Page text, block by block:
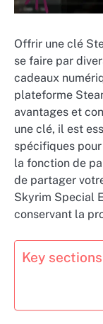
Offrir une clé
se faire par
cadeaux
plateforme
avantages et
une clé, il est
spécifiques
la fonction de
de partager
Skyrim Special
conservant la
Key